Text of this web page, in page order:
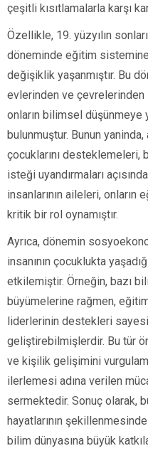
çeşitli kısıtlamalarla karşı
Özellikle, 19. yüzyılın
döneminde eğitim
değişiklik yaşanmıştır. Bu
evlerinden ve çevrelerinden
onların bilimsel düşünmeye
bulunmuştur. Bunun
çocuklarını desteklemeleri,
isteği uyandırmaları
insanlarının aileleri, onların
kritik bir rol oynamıştır.
Ayrıca, dönemin
insanının çocuklukta
etkilemiştir. Örneğin, bazı
büyümelerine rağmen,
liderlerinin destekleri
geliştirebilmişlerdir. Bu tür
ve kişilik gelişimini
ilerlemesi adına verilen
sermektedir. Sonuç olarak,
hayatlarının
bilim dünyasına büyük